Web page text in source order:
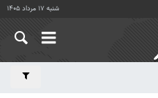
شنبه ۱۷ مرداد ۱۴۰۵